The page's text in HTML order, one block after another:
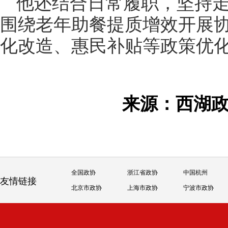
围绕老年助餐提质增效开展
化改造、惠民补贴等政策优
来源：西
友情链接
全国政协 浙江省政协 中国杭州
北京市政协 上海市政协 宁波市政协